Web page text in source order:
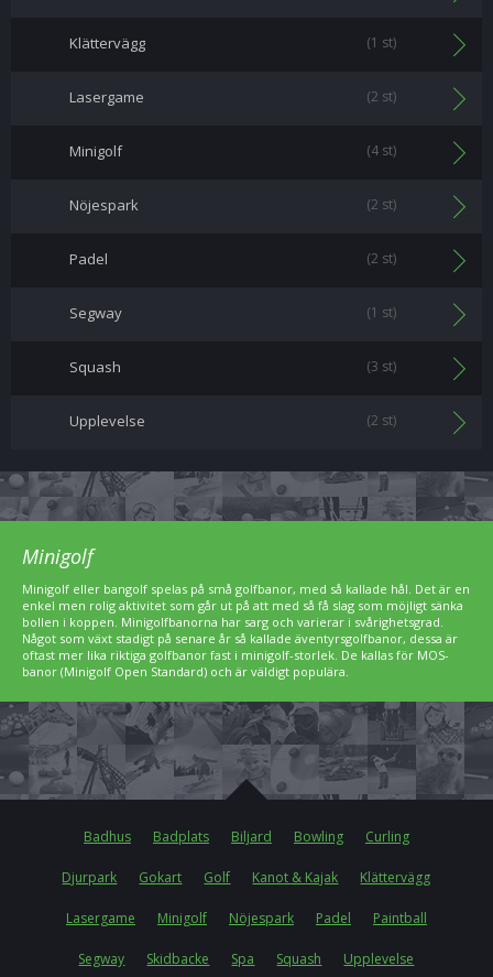
Klättervägg (1 st)
Lasergame (2 st)
Minigolf (4 st)
Nöjespark (2 st)
Padel (2 st)
Segway (1 st)
Squash (3 st)
Upplevelse (2 st)
Minigolf
Minigolf eller bangolf spelas på små golfbanor, med så kallade hål. Det är en
enkel men rolig aktivitet som går ut på att med så få slag som möjligt sänka
bollen i koppen. Minigolfbanorna har sarg och varierar i svårighetsgrad.
Något som växt stadigt på senare år så kallade äventyrsgolfbanor, dessa är
oftast mer lika riktiga golfbanor fast i minigolf-storlek. De kallas för MOS-
banor (Minigolf Open Standard) och är väldigt populära.
Badhus Badplats Biljard Bowling Curling
Djurpark Gokart Golf Kanot & Kajak Klättervägg
Lasergame Minigolf Nöjespark Padel Paintball
Segway Skidbacke Spa Squash Upplevelse